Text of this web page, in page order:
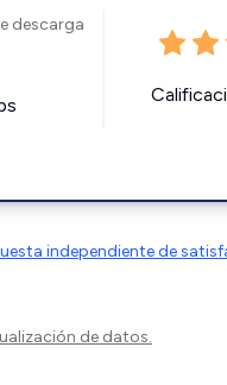
descarga
independiente de
de datos.